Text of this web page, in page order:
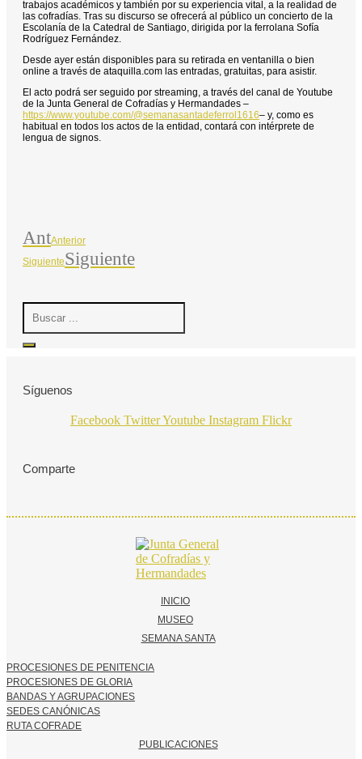
trabajos académicos y también por su experiencia vital, a la realidad de
las cofradías. Tras su discurso se ofrecerá al público un concierto de la
Escolanía de la Catedral de Santiago, dirigida por la ferrolana Sofía
Rodríguez Fernández.
Desde ayer están disponibles para su retirada en ventanilla o bien
online a través de ataquilla.com las entradas, gratuitas, para asistir.
El acto podrá ser seguido por streaming, a través del canal de Youtube
de la Junta General de Cofradías y Hermandades –
https://www.youtube.com/@semanasantadeferrol1616– y, como es
habitual en todos los actos de la entidad, contará con intérprete de
lengua de signos.
AntAnterior
SiguienteSiguiente
Search
Síguenos
Facebook TwitterYoutube Instagram Flickr
Comparte
INICIO
MUSEO
SEMANA SANTA
PROCESIONES DE PENITENCIA
PROCESIONES DE GLORIA
BANDAS Y AGRUPACIONES
SEDES CANÓNICAS
RUTA COFRADE
PUBLICACIONES